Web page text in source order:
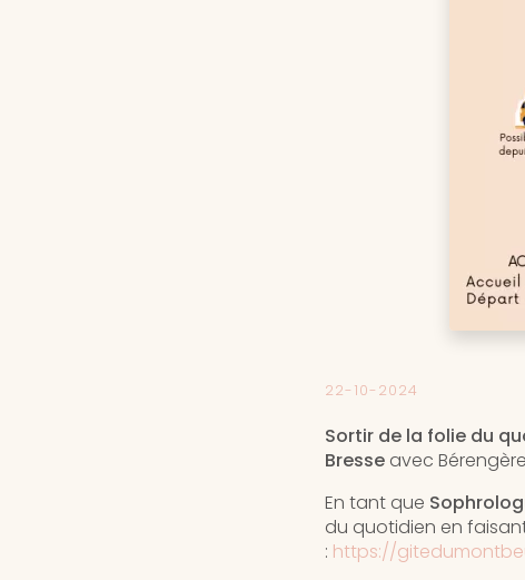
22-10-2024
Sortir de la folie du
Bresse avec
En tant que
du quotidien en
: https://